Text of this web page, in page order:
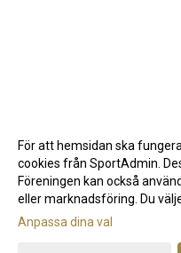
Gå till
För att hemsidan ska
cookies från SportAdmin.
Föreningen kan också
eller marknadsföring. Du
Anpassa dina val